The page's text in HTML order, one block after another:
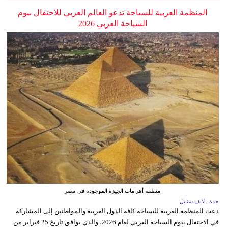
المنظمة العربية للسياحة تدعو العالم العربي للاحتفال بيوم
السياحة العربي 2026
منطقة أهرامات الجيزة الموجودة في مصر
جدة ـ لايف ستايل
دعت المنظمة العربية للسياحة كافة الدول العربية والمواطنين إلى المشاركة
في الاحتفال بيوم السياحة العربي لعام 2026، والذي يوافق تاريخ 25 فبراير من